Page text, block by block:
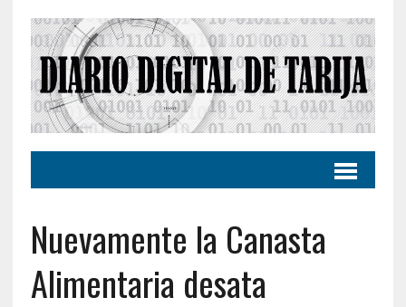
Nuevamente la Canasta
Alimentaria desata